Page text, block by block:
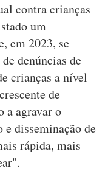
contra crianças
um
em 2023, se
denúncias de
crianças a nível
de
agravar o
disseminação de
rápida, mais